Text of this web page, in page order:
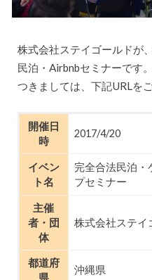
株式会社ステイゴールドが
民泊・Airbnbセミナーです
つきましては、下記URLを
開催日
時
2017/4/20
イベン
ト名
完全合法民泊・
プセミナー
主催
者・団
体
株式会社ステイ
都道府
沖縄県